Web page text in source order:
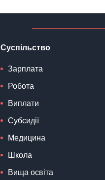
Суспільство
Зарплата
Робота
Виплати
Субсидії
Медицина
Школа
Вища освіта